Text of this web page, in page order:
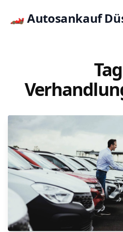
🏎Autosankauf